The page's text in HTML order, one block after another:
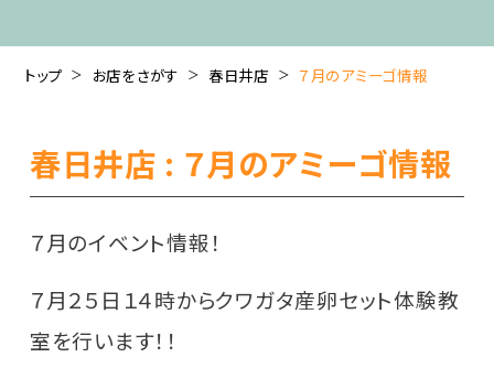
トップ お店をさがす 春日井店 ７月のアミーゴ情報
春日井店 : ７月のアミーゴ情報
７月のイベント情報！
７月２５日１４時からクワガタ産卵セット体験教
室を行います！！